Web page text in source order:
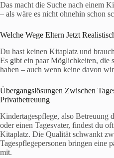
Das macht die Suche nach einem
– als wäre es nicht ohnehin schon
Welche Wege Eltern Jetzt
Du hast keinen Kitaplatz und
Es gibt ein paar Möglichkeiten, die
haben – auch wenn keine davon
Übergangslösungen Zwischen
Privatbetreuung
Kindertagespflege, also Betreuung
oder einen Tagesvater, findest du
Kitaplatz. Die Qualität schwankt
Tagespflegepersonen bringen eine
mit.